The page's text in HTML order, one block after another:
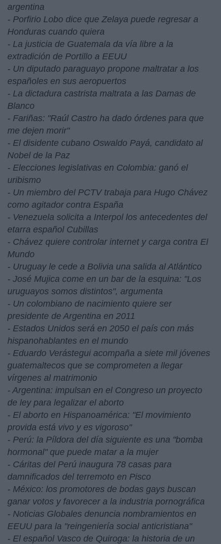
argentina
- Porfirio Lobo dice que Zelaya puede regresar a
Honduras cuando quiera
- La justicia de Guatemala da vía libre a la
extradición de Portillo a EEUU
- Un diputado paraguayo propone maltratar a los
españoles en sus aeropuertos
- La dictadura castrista maltrata a las Damas de
Blanco
- Fariñas: "Raúl Castro ha dado órdenes para que
me dejen morir"
- El disidente cubano Oswaldo Payá, candidato al
Nobel de la Paz
- Elecciones legislativas en Colombia: ganó el
uribismo
- Un miembro del PCTV trabaja para Hugo Chávez
como agitador contra España
- Venezuela solicita a Interpol los antecedentes del
etarra español Cubillas
- Chávez quiere controlar internet y carga contra El
Mundo
- Uruguay le cede a Bolivia una salida al Atlántico
- José Mujica come en un bar de la esquina: "Los
uruguayos somos distintos", argumenta
- Un colombiano de nacimiento quiere ser
presidente de Argentina en 2011
- Estados Unidos será en 2050 el país con más
hispanohablantes en el mundo
- Eduardo Verástegui acompaña a siete mil jóvenes
guatemaltecos que se comprometen a llegar
vírgenes al matrimonio
- Argentina: impulsan en el Congreso un proyecto
de ley para legalizar el aborto
- El aborto en Hispanoamérica: "El movimiento
provida está vivo y es vigoroso"
- Perú: la Píldora del día siguiente es una "bomba
hormonal" que puede matar a la mujer
- Cáritas del Perú inaugura 78 casas para
damnificados del terremoto en Pisco
- México: los promotores de bodas gays buscan
ganar votos y favorecer a la industria pornográfica
- Noticias Globales denuncia nombramientos en
EEUU para la "reingeniería social anticristiana"
- El español Vasco de Quiroga: la historia de un